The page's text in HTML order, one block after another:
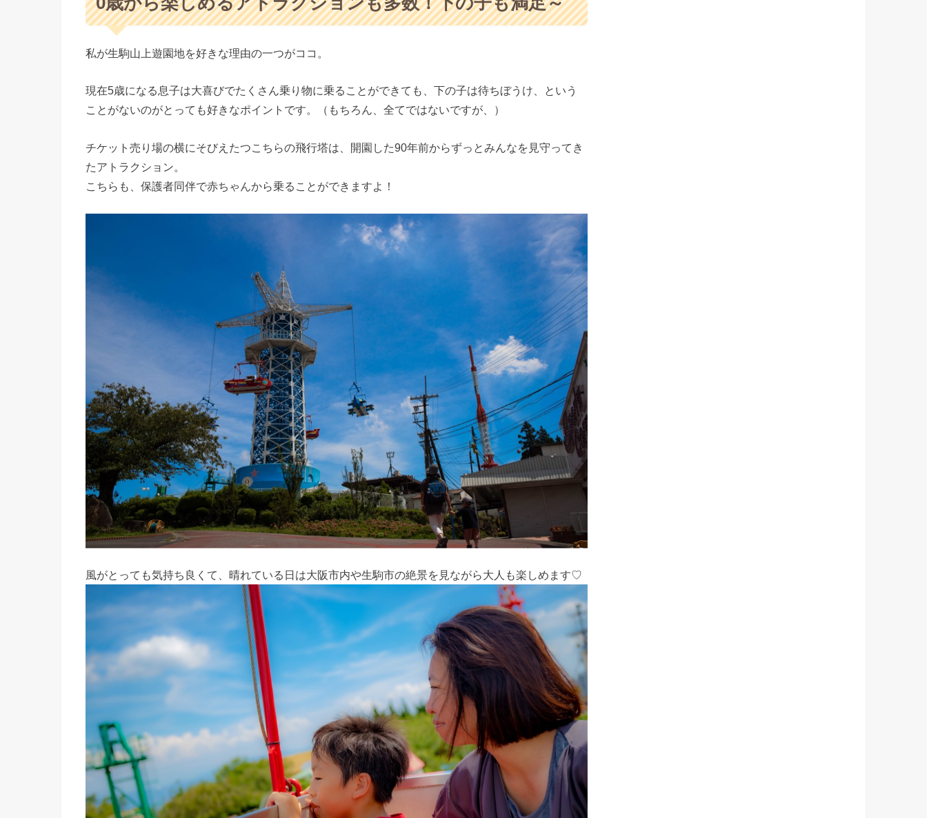
私が生駒山上遊園地を好きな理由の一つがココ。
現在5歳になる息子は大喜びでたくさん乗り物に乗ることができても、下の子は待ちぼうけ、という
ことがないのがとっても好きなポイントです。（もちろん、全てではないですが、）
チケット売り場の横にそびえたつこちらの飛行塔は、開園した90年前からずっとみんなを見守ってき
たアトラクション。
こちらも、保護者同伴で赤ちゃんから乗ることができますよ！
風がとっても気持ち良くて、晴れている日は大阪市内や生駒市の絶景を見ながら大人も楽しめます♡